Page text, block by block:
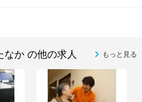
なか の他の求人 もっと見る